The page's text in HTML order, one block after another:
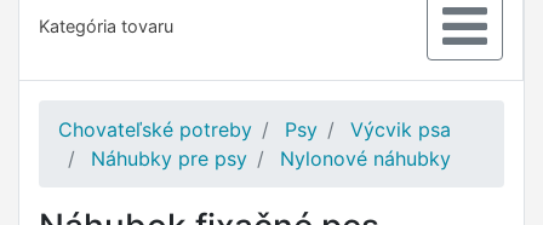
Kategória tovaru
Chovateľské potreby Psy
Výcvik psa
Náhubky pre psy
Nylonové náhubky